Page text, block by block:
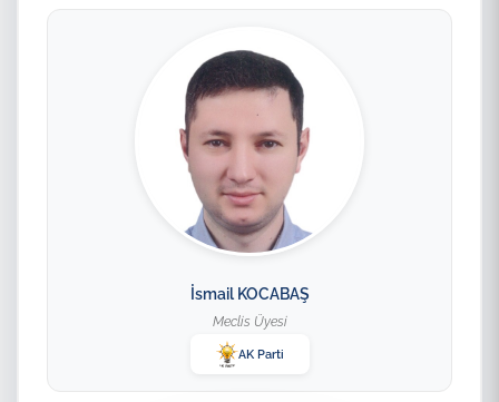
İsmail KOCABAŞ
Meclis Üyesi
AK Parti